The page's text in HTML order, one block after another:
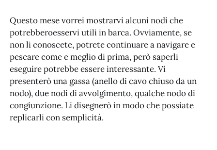
Questo mese vorrei mostrarvi alcuni nodi che
potrebberoesservi utili in barca. Ovviamente, se
non li conoscete, potrete continuare a navigare e
pescare come e meglio di prima, però saperli
eseguire potrebbe essere interessante. Vi
presenterò una gassa (anello di cavo chiuso da un
nodo), due nodi di avvolgimento, qualche nodo di
congiunzione. Li disegnerò in modo che possiate
replicarli con semplicità.